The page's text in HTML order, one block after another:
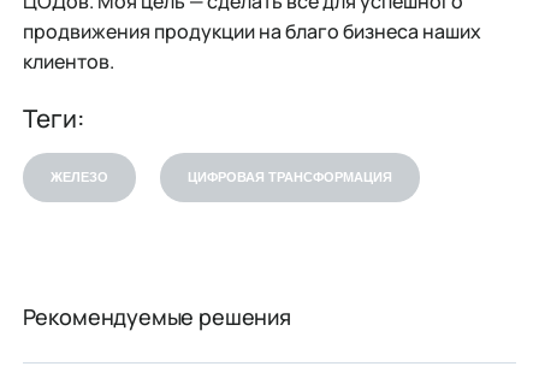
продвижения продукции на благо бизнеса наших
клиентов.
Теги:
ЖЕЛЕЗО ЦИФРОВАЯ ТРАНСФОРМАЦИЯ
Рекомендуемые решения